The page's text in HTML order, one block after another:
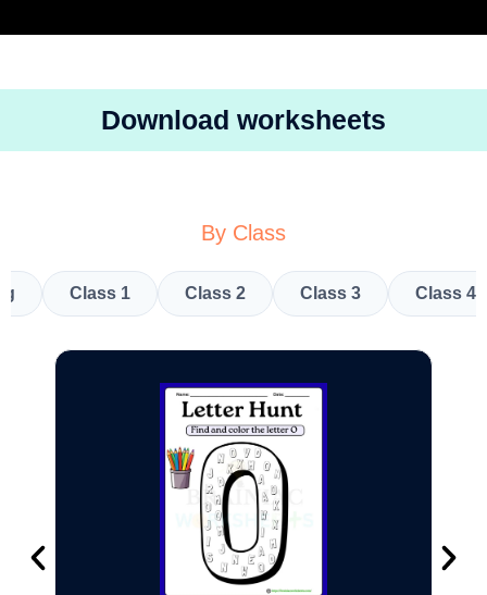
Download worksheets
By Class
Class 1 Class 2 Class 3 Class 4